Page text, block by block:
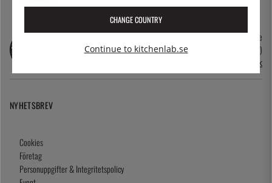
kundservice@kitchenlab.se
08-41095200 (vardagar 10.00-17.00)
Öppettider i butik
NYHETSBREV
Cookies
Företag
Personuppgifter & Integritetspolicy
CHANGE COUNTRY
Continue to kitchenlab.se